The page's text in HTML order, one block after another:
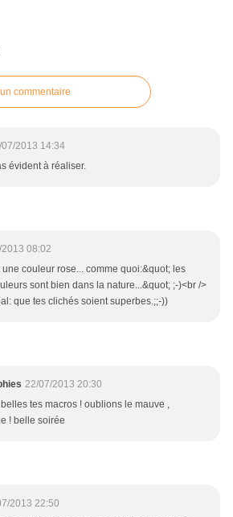
commentaire
2013 14:34
évident à réaliser.
08:02
une couleur rose... comme quoi:&quot; les
sont bien dans la nature...&quot; ;-)<br />
que tes clichés soient superbes.;;-))
22/07/2013 20:30
tes macros ! oublions le mauve ,
! belle soirée
2013 22:50